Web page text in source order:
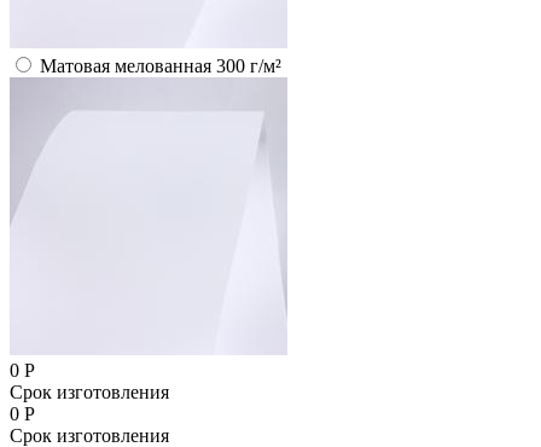
Матовая мелованная 300 г/м²
0 Р
Срок изготовления
0 Р
Срок изготовления